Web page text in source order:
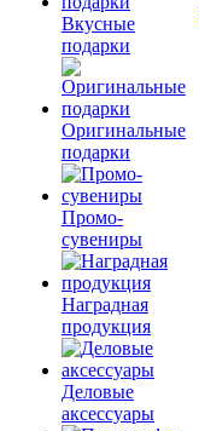
Вкусные
подарки
Оригинальные
подарки
Промо-
сувениры
Наградная
продукция
Деловые
аксессуары